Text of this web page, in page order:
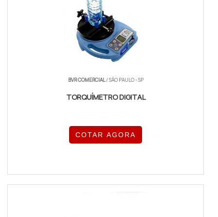
BVR COMERCIAL/ SÃO PAULO - SP
TORQUÍMETRO DIGITAL
COTAR AGORA